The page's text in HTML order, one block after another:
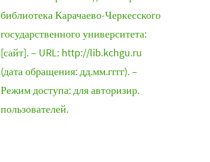
библиотека Карачаево-Черкесского
государственного университета:
[сайт]. – URL: http://lib.kchgu.ru
(дата обращения: дд.мм.гггг). –
Режим доступа: для авторизир.
пользователей.